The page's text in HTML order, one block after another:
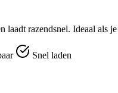
razendsnel. Ideaal als
Snel laden